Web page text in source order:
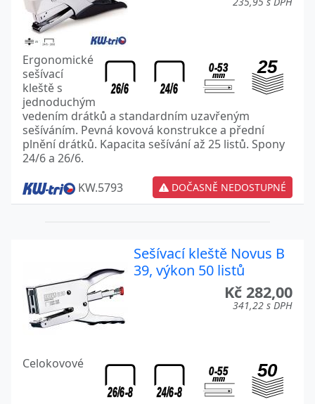
Ergonomické
sešívací
kleště s
jednoduchým
vedením drátků a standardním uzavřeným
sešíváním. Pevná kovová konstrukce a přední
plnění drátků. Kapacita sešívání až 25 listů. Spony
24/6 a 26/6.
KW.5793
DOČASNĚ NEDOSTUPNÉ
Sešívací kleště Novus B
39, výkon 50 listů
Kč 282,00
341,22 s DPH
Celokovové